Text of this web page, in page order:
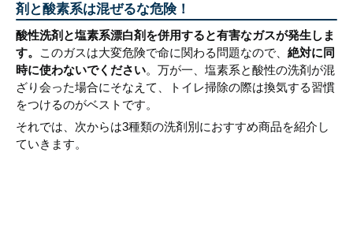
剤と酸素系は混ぜるな危険！
酸性洗剤と塩素系漂白剤を併用すると有害なガスが発生しま
す。
このガスは大変危険で命に関わる問題なので、 絶対に同
時に使わないでください。万が一、塩素系と酸性の洗剤が混
ざり会った場合にそなえて、トイレ掃除の際は換気する習慣
をつけるのがベストです。
それでは、次からは3種類の洗剤別におすすめ商品を紹介し
ていきます。